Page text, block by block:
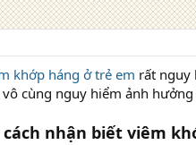
khớp háng ở trẻ em rất nguy
cùng nguy hiểm ảnh
nhận biết viêm